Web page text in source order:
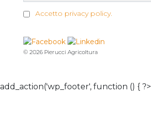
Accetto privacy policy.
© 2026 Pierucci Agricoltura
add_action('wp_footer', function () { ?>